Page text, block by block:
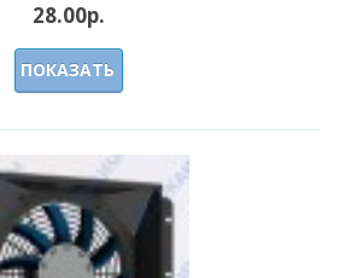
28.00р.
ПОКАЗАТЬ